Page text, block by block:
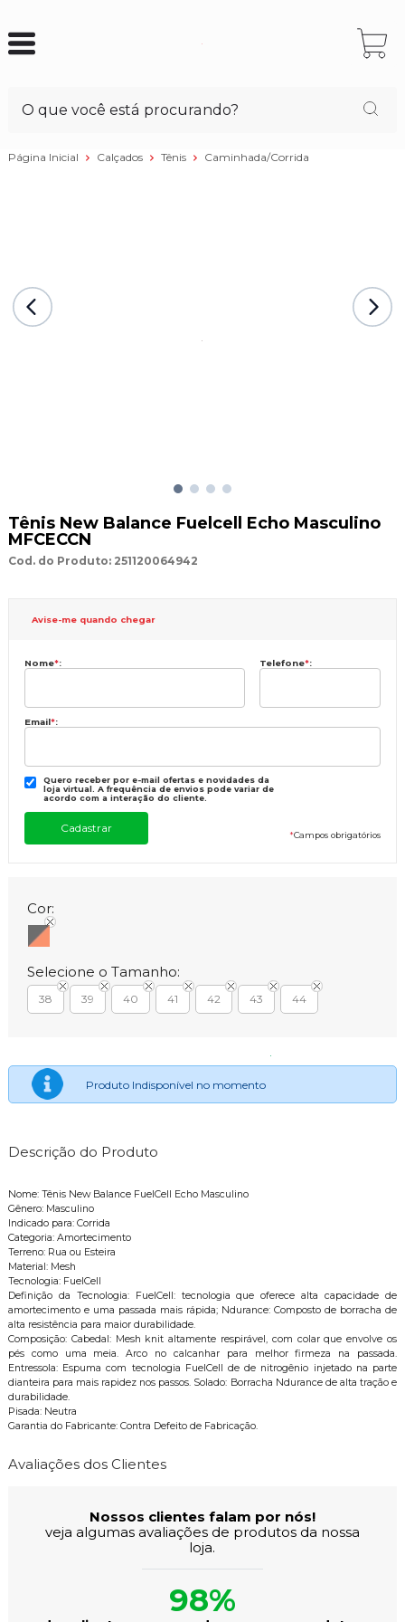
Página Inicial Calçados Tênis Caminhada/Corrida
Tênis New Balance Fuelcell Echo Masculino
MFCECCN
Cod. do Produto: 251120064942
Avise-me quando chegar
Nome*: Telefone*:
Email*:
Quero receber por e-mail ofertas e novidades da
loja virtual. A frequência de envios pode variar de
acordo com a interação do cliente.
*Campos obrigatórios
Cor:
Selecione o Tamanho:
38 39 40 41 42 43 44
Produto Indisponível no momento
Descrição do Produto
Nome: Tênis New Balance FuelCell Echo Masculino
Gênero: Masculino
Indicado para: Corrida
Categoria: Amortecimento
Terreno: Rua ou Esteira
Material: Mesh
Tecnologia: FuelCell
Definição da Tecnologia: FuelCell: tecnologia que oferece alta capacidade de
amortecimento e uma passada mais rápida; Ndurance: Composto de borracha de
alta resistência para maior durabilidade.
Composição: Cabedal: Mesh knit altamente respirável, com colar que envolve os
pés como uma meia. Arco no calcanhar para melhor firmeza na passada.
Entressola: Espuma com tecnologia FuelCell de de nitrogênio injetado na parte
dianteira para mais rapidez nos passos. Solado: Borracha Ndurance de alta tração e
durabilidade.
Pisada: Neutra
Garantia do Fabricante: Contra Defeito de Fabricação.
Avaliações dos Clientes
Nossos clientes falam por nós!
veja algumas avaliações de produtos da nossa
loja.
98%